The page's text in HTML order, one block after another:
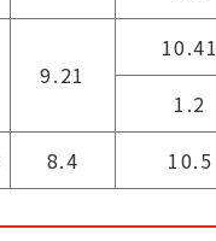
9.21
10.41
1.2
8.4 10.5